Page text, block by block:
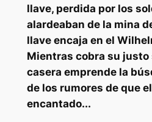
llave, perdida por los
alardeaban de la mina
llave encaja en el
Mientras cobra su justo
casera emprende la
de los rumores de que
encantado...